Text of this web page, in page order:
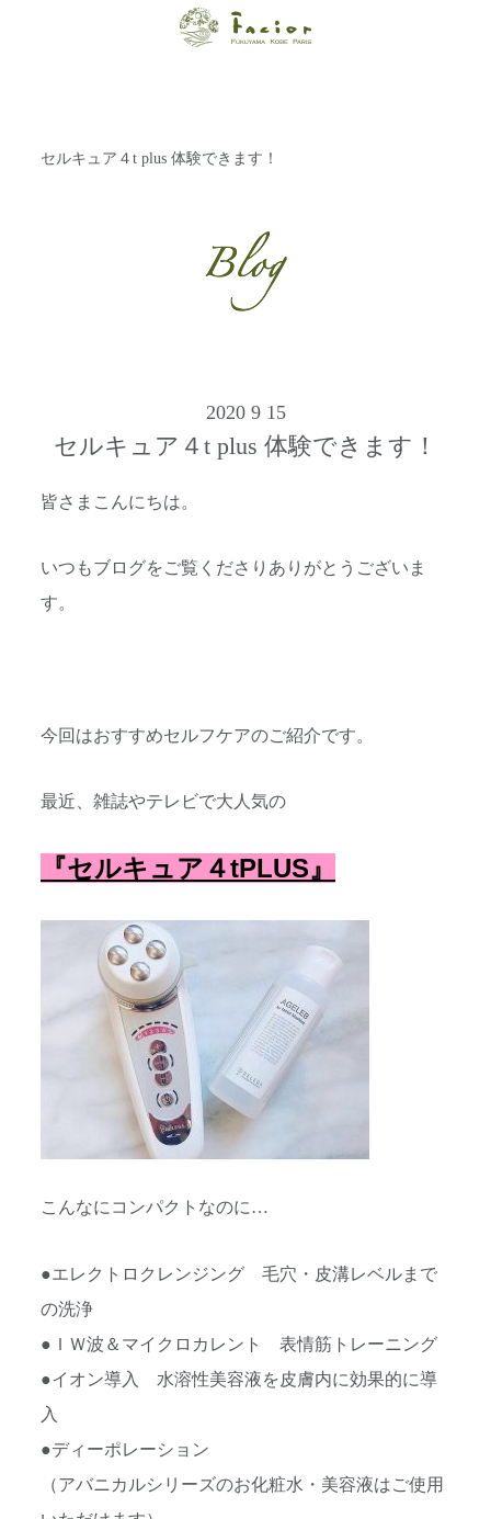
ン ファシオー
輝く美をトータ
ルでご提案しま
す。
セルキュア４t plus 体験できます！
2020 9 15
セルキュア４t plus 体験できます！
皆さまこんにちは。
いつもブログをご覧くださりありがとうございま
す。
今回はおすすめセルフケアのご紹介です。
最近、雑誌やテレビで大人気の
『セルキュア４tPLUS』
こんなにコンパクトなのに…
●エレクトロクレンジング 毛穴・皮溝レベルまで
の洗浄
●ＩＷ波＆マイクロカレント 表情筋トレーニング
●イオン導入 水溶性美容液を皮膚内に効果的に導
入
●ディーポレーション
（アバニカルシリーズのお化粧水・美容液はご使用